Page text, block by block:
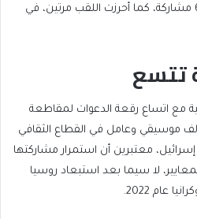
المسابقة عام 1961، وخاضت 64 مشاركة، كما أحرزت اللقب مرتين، في
تتسع
مع اتساع رقعة الدعوات لمقاطعة
موسيقي وعامل في القطاع الثقافي
معتبرين أن استمرار مشاركتها
لا سيما بعد استبعاد روسيا
عام 2022.